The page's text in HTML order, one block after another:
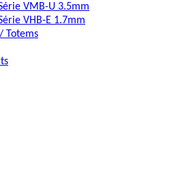
VMB-U 3.5mm
VHB-E 1.7mm
Totems